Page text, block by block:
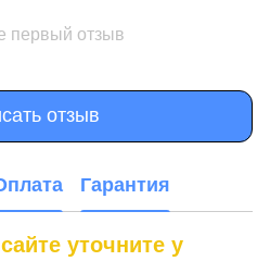
первый отзыв
отзыв
Гарантия
уточните у